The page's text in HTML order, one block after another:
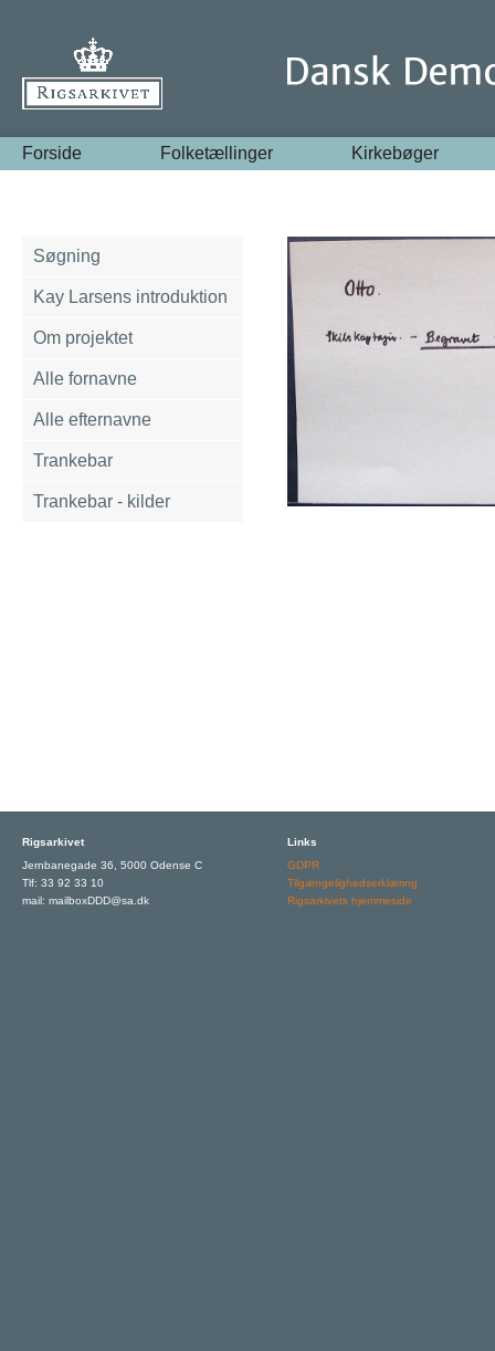
Forside Folketællinger Kirkebøger
Søgning
Kay Larsens introduktion
Om projektet
Alle fornavne
Alle efternavne
Trankebar
Trankebar - kilder
Rigsarkivet
Jernbanegade 36, 5000 Odense C
Tlf: 33 92 33 10
mail: mailboxDDD@sa.dk
Links
GDPR
Tilgængelighedserklæring
Rigsarkivets hjemmeside